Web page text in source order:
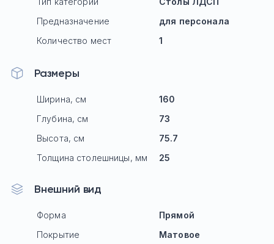
Предназначение
для персонала
Количество мест
1
Размеры
Ширина, см
160
Глубина, см
73
Высота, см
75.7
Толщина столешницы, мм
25
Внешний вид
Форма
Прямой
Покрытие
Матовое